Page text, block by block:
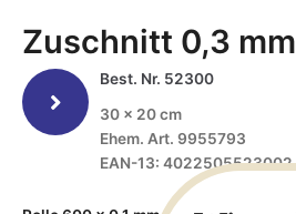
Zuschnitt 0,3 mm
Best. Nr. 52300
30 x 20 cm
Ehem. Art. 9955793
EAN-13: 4022505523002